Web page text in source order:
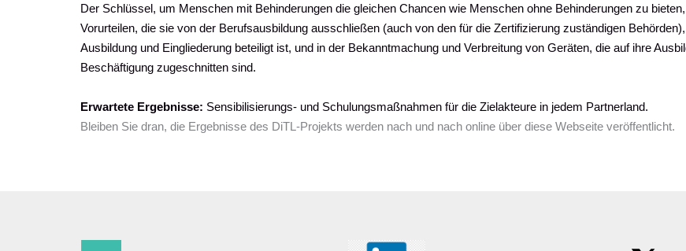
Der Schlüssel, um Menschen mit Behinderungen die gleichen Chancen wie Menschen ohne Behinderungen zu
Vorurteilen, die sie von der Berufsausbildung ausschließen (auch von den für die Zertifizierung zuständigen
Ausbildung und Eingliederung beteiligt ist, und in der Bekanntmachung und Verbreitung von Geräten, die auf ihre
Beschäftigung zugeschnitten sind.
Erwartete Ergebnisse: Sensibilisierungs- und Schulungsmaßnahmen für die Zielakteure in jedem Partnerland.
Bleiben Sie dran, die Ergebnisse des DiTL-Projekts werden nach und nach online über diese Webseite veröffentlicht.